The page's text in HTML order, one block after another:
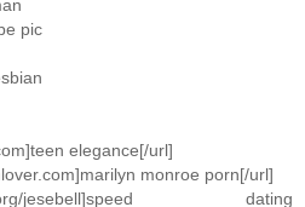
pic
elegance[/url]
monroe porn[/url]
jesebell]speed dating